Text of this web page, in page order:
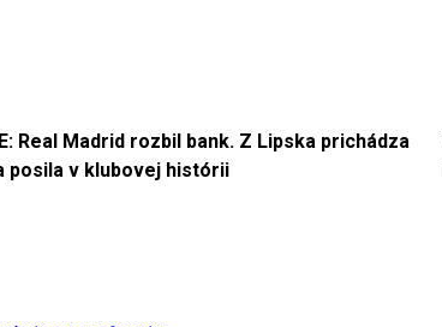
Real Madrid rozbil bank. Z Lipska prichádza
posila v klubovej histórii